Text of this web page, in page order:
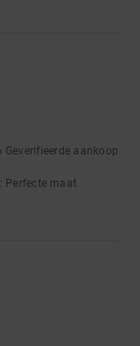
Geverifieerde aankoop
: Perfecte maat